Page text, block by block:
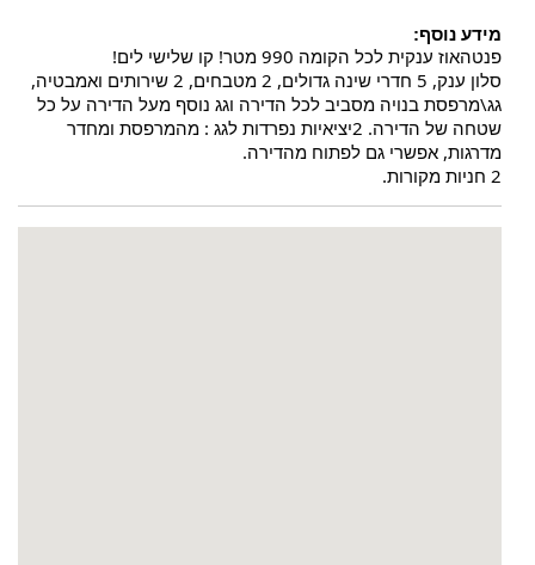
מידע נוסף:
פנטהאוז ענקית לכל הקומה 990 מטר! קו שלישי לים!
מדרגות, אפשרי גם לפתוח מהדירה.
2 חניות מקורות.